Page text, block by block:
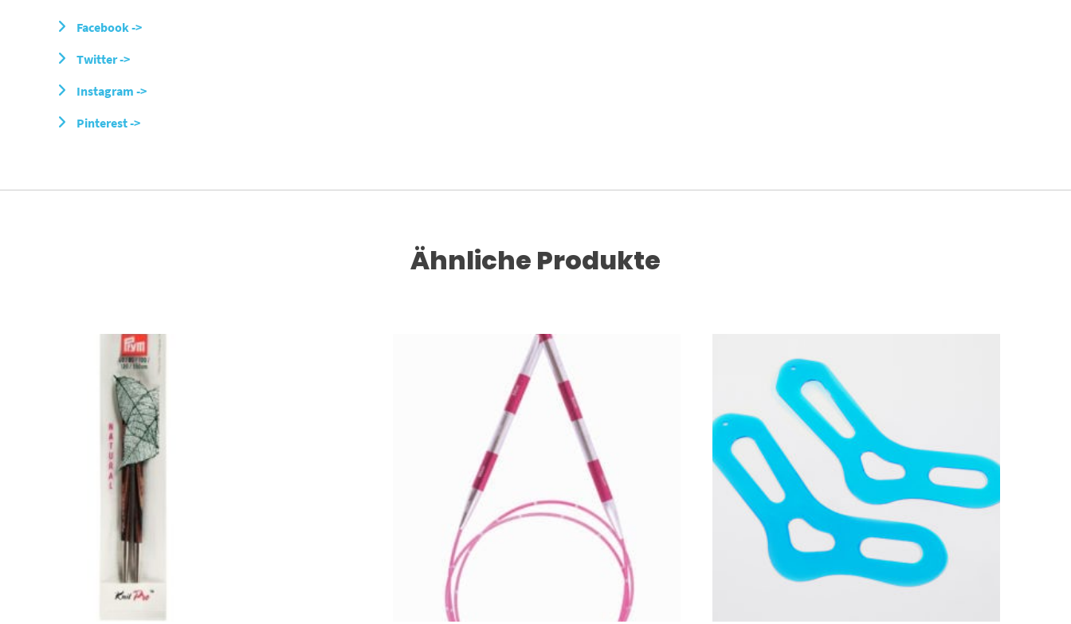
Facebook ->
Twitter ->
Instagram ->
Pinterest ->
Ähnliche Produkte
Dieses Produkt weist mehrere Varianten auf. Die Optionen können auf der Produktseite gewählt werden